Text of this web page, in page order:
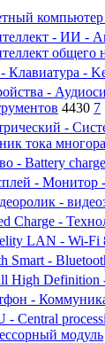
компьютер
- ИИ -
общего
Клавиатура -
-
4430 7
-
тока
- Battery
- Монитор
-
Charge -
LAN - Wi-Fi
Smart -
High Definition
-
- Central
модуль